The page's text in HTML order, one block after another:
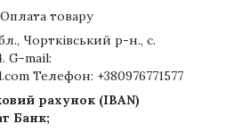
товару
Чортківський р-н., с.
G-mail:
Телефон: +380976771577
рахунок (IBAN)
Банк;